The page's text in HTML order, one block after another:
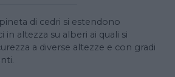
di cedri si estendono
in altezza su alberi ai quali si
a diverse altezze e con gradi